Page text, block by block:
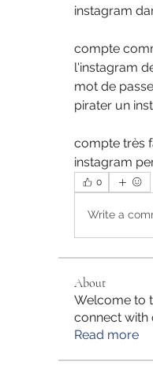
instagram
compte
l'instagram
mot de
pirater un
compte très
instagram
0
Write a
About
Welcome to
connect with
Read more